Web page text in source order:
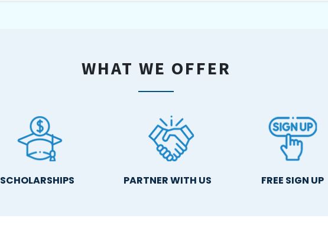
WHAT WE OFFER
SCHOLARSHIPS PARTNER WITH US FREE SIGN UP